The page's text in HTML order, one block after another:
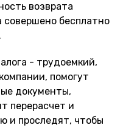
возврата
совершено бесплатно
- трудоемкий,
помогут
документы,
перерасчет и
и проследят, чтобы